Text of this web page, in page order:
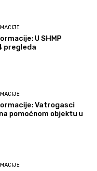
U SHMP
pregleda
Vatrogasci
pomoćnom objektu u